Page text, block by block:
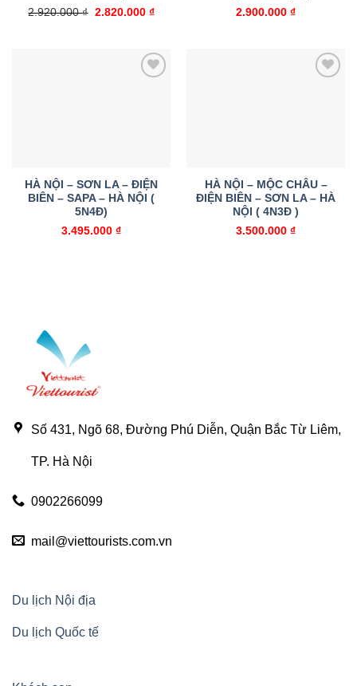
2.920.000₫ Giá
2.820.000 ₫Giá
2.820.000 ₫.
2.900.000 ₫
HÀ NỘI – SƠN LA – ĐIỆN
BIÊN – SAPA – HÀ NỘI (
5N4Đ)
3.495.000 ₫
HÀ NỘI – MỘC CHÂU –
ĐIỆN BIÊN – SƠN LA – HÀ
NỘI ( 4N3Đ )
3.500.000 ₫
Số 431, Ngõ 68, Đường Phú Diễn, Quận Bắc Từ Liêm,
TP. Hà Nội
0902266099
mail@viettourists.com.vn
Du lịch Nội địa
Du lịch Quốc tế